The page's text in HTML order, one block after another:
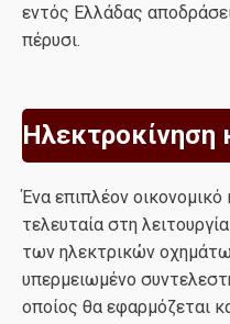
εντός Ελλάδας
πέρυσι.
Ηλεκτροκίνηση
Ένα επιπλέον
τελευταία στη λειτουργία
των ηλεκτρικών
υπερμειωμένο
οποίος θα εφαρμόζεται